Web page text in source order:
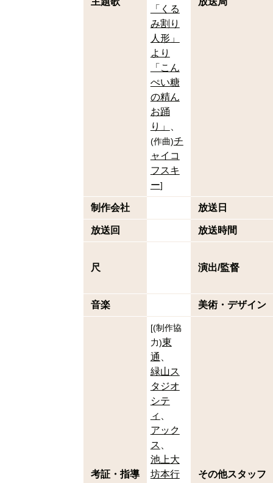
「くる
み割り
人形」
より
「こん
ぺい糖
の精ん
お踊
り」
(作曲)チ
ャイコ
フスキ
ー]
制作会社 放送日
放送回 放送時間
尺 演出/監督
音楽 美術・デザイン
考証・指導
[(制作協
力)東
通
緑山ス
タジオ
シテ
ィ
アック
ス
池上大
坊本行
その他スタッフ